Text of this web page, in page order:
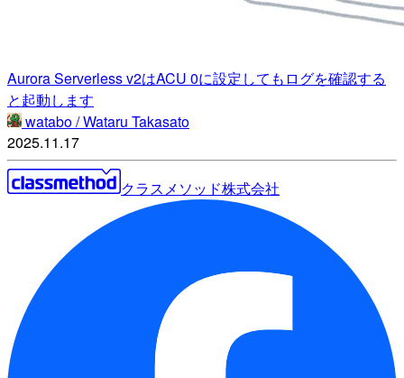
Aurora Serverless v2はACU 0に設定してもログを確認する
と起動します
watabo / Wataru Takasato
2025.11.17
クラスメソッド株式会社